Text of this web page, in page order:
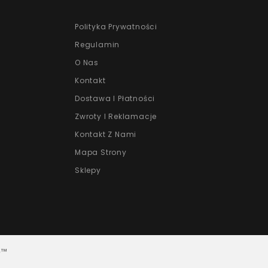
Polityka Prywatności
Regulamin
O Nas
Kontakt
Dostawa I Płatności
Zwroty I Reklamacje
Kontakt Z Nami
Mapa Strony
Sklepy